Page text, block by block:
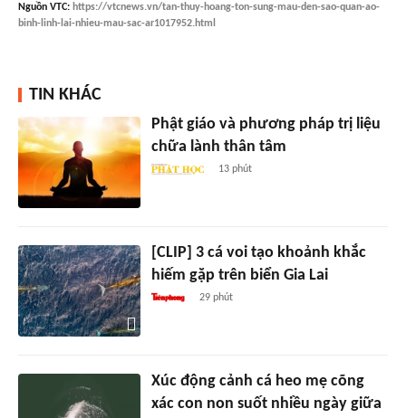
Nguồn VTC: https://vtcnews.vn/tan-thuy-hoang-ton-sung-mau-den-sao-quan-ao-
binh-linh-lai-nhieu-mau-sac-ar1017952.html
TIN KHÁC
Phật giáo và phương pháp trị liệu
chữa lành thân tâm
13 phút
[CLIP] 3 cá voi tạo khoảnh khắc
hiếm gặp trên biển Gia Lai
29 phút
Xúc động cảnh cá heo mẹ cõng
xác con non suốt nhiều ngày giữa